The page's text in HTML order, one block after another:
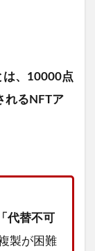
は、10000点
れるNFTア
「代替不可
製が困難